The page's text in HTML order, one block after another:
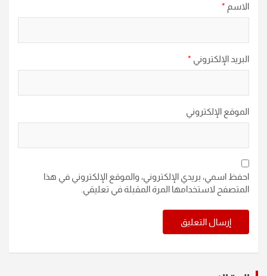
الاسم *
البريد الإلكتروني *
الموقع الإلكتروني
احفظ اسمي، بريدي الإلكتروني، والموقع الإلكتروني في هذا
المتصفح لاستخدامها المرة المقبلة في تعليقي.